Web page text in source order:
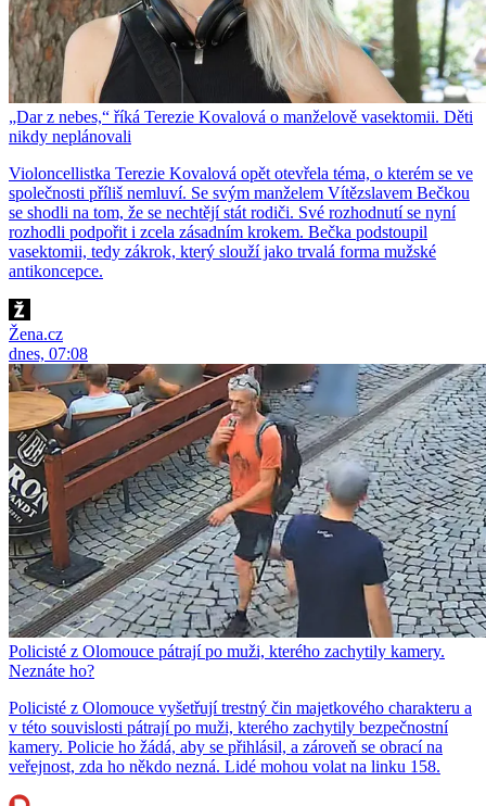
„Dar z nebes,“ říká Terezie Kovalová o manželově vasektomii. Děti
nikdy neplánovali
Violoncellistka Terezie Kovalová opět otevřela téma, o kterém se ve
společnosti příliš nemluví. Se svým manželem Vítězslavem Bečkou
se shodli na tom, že se nechtějí stát rodiči. Své rozhodnutí se nyní
rozhodli podpořit i zcela zásadním krokem. Bečka podstoupil
vasektomii, tedy zákrok, který slouží jako trvalá forma mužské
antikoncepce.
Žena.cz
dnes, 07:08
Policisté z Olomouce pátrají po muži, kterého zachytily kamery.
Neznáte ho?
Policisté z Olomouce vyšetřují trestný čin majetkového charakteru a
v této souvislosti pátrají po muži, kterého zachytily bezpečnostní
kamery. Policie ho žádá, aby se přihlásil, a zároveň se obrací na
veřejnost, zda ho někdo nezná. Lidé mohou volat na linku 158.